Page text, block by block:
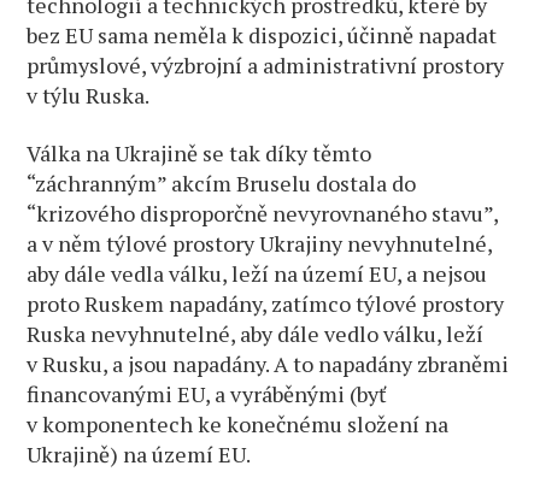
bez EU sama neměla k dispozici, účinně napadat
průmyslové, výzbrojní a administrativní prostory
v týlu Ruska.
Válka na Ukrajině se tak díky těmto
“záchranným” akcím Bruselu dostala do
“krizového disproporčně nevyrovnaného stavu”,
a v něm týlové prostory Ukrajiny nevyhnutelné,
aby dále vedla válku, leží na území EU, a nejsou
proto Ruskem napadány, zatímco týlové prostory
Ruska nevyhnutelné, aby dále vedlo válku, leží
v Rusku, a jsou napadány. A to napadány zbraněmi
financovanými EU, a vyráběnými (byť
v komponentech ke konečnému složení na
Ukrajině) na území EU.